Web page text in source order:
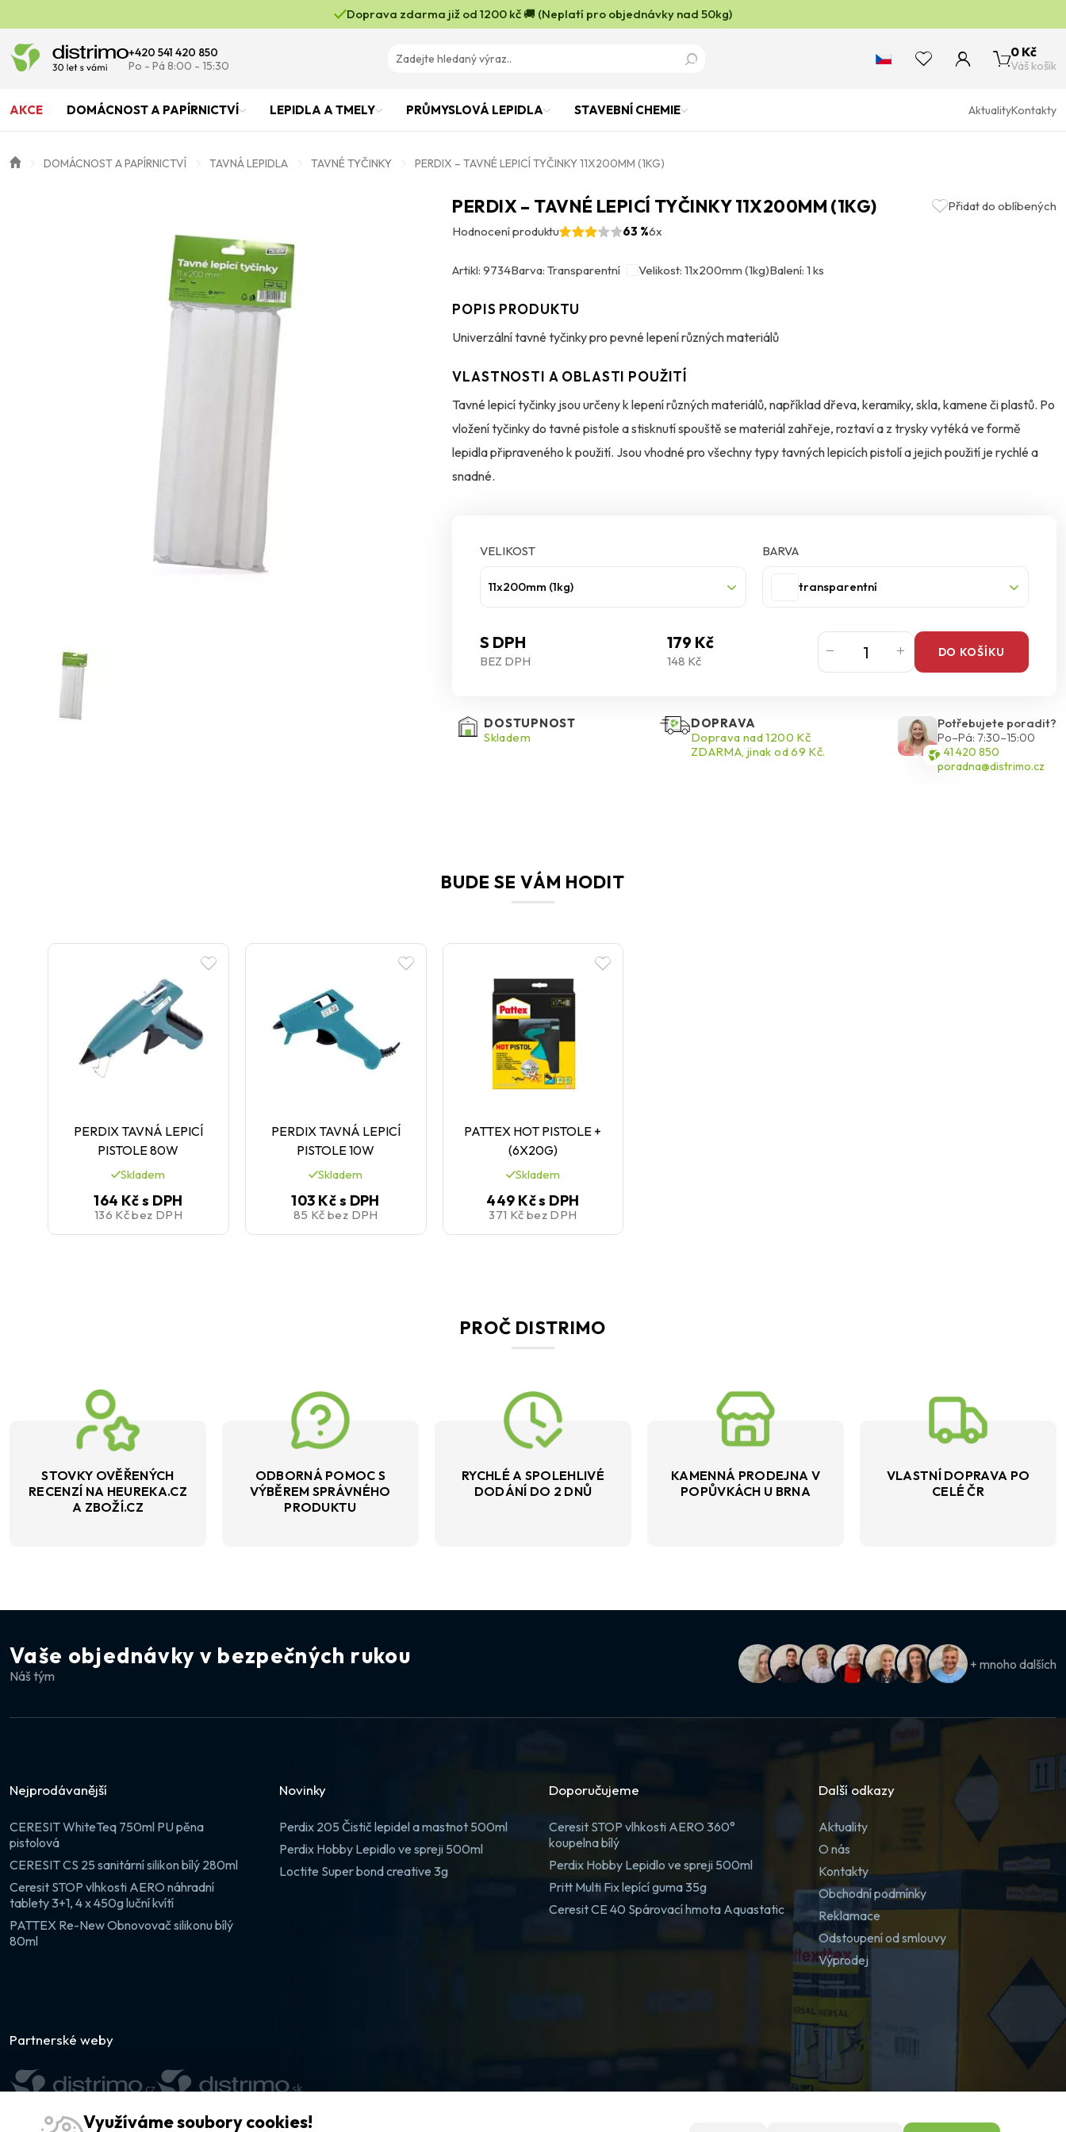
Doprava zdarma již od 1200 kč 🚚 (Neplatí pro objednávky nad 50kg)
+420 541 420 850
Po - Pá 8:00 - 15:30
0 Kč
Váš košík
AKCE DOMÁCNOST A PAPÍRNICTVÍ LEPIDLA A TMELY PRŮMYSLOVÁ LEPIDLA STAVEBNÍ CHEMIE AktualityKontakty
DOMÁCNOST A PAPÍRNICTVÍ TAVNÁ LEPIDLA TAVNÉ TYČINKY PERDIX – TAVNÉ LEPICÍ TYČINKY 11X200MM (1KG)
PERDIX – TAVNÉ LEPICÍ TYČINKY 11X200MM (1KG)
Přidat do oblíbených
Hodnocení produktu
63 %6x
Artikl: 9734Barva: Transparentní Velikost: 11x200mm (1kg)Balení: 1 ks
POPIS PRODUKTU
Univerzální tavné tyčinky pro pevné lepení různých materiálů
VLASTNOSTI A OBLASTI POUŽITÍ
Tavné lepicí tyčinky jsou určeny k lepení různých materiálů, například dřeva, keramiky, skla, kamene či plastů. Po
vložení tyčinky do tavné pistole a stisknutí spouště se materiál zahřeje, roztaví a z trysky vytéká ve formě
lepidla připraveného k použití. Jsou vhodné pro všechny typy tavných lepicích pistolí a jejich použití je rychlé a
snadné.
VELIKOST
11x200mm (1kg)
BARVA
transparentní
S DPH 179 Kč
BEZ DPH 148 Kč
DO KOŠÍKU
DOSTUPNOST
Skladem
DOPRAVA
Doprava nad 1200 Kč
ZDARMA, jinak od 69 Kč.
Potřebujete poradit?
Po–Pá: 7:30–15:00
541 420 850
poradna@distrimo.cz
BUDE SE VÁM HODIT
PERDIX TAVNÁ LEPICÍ
PISTOLE 80W
Skladem
164 Kčs DPH
136 Kčbez DPH
PERDIX TAVNÁ LEPICÍ
PISTOLE 10W
Skladem
103 Kčs DPH
85 Kč bez DPH
PATTEX HOT PISTOLE +
(6X20G)
Skladem
449 Kčs DPH
371 Kč bez DPH
PROČ DISTRIMO
STOVKY OVĚŘENÝCH
RECENZÍ NA HEUREKA.CZ
A ZBOŽÍ.CZ
ODBORNÁ POMOC S
VÝBĚREM SPRÁVNÉHO
PRODUKTU
RYCHLÉ A SPOLEHLIVÉ
DODÁNÍ DO 2 DNŮ
KAMENNÁ PRODEJNA V
POPŮVKÁCH U BRNA
VLASTNÍ DOPRAVA PO
CELÉ ČR
Vaše objednávky v bezpečných rukou
Náš tým
+ mnoho dalších
Nejprodávanější
CERESIT WhiteTeq 750ml PU pěna
pistolová
CERESIT CS 25 sanitární silikon bílý 280ml
Ceresit STOP vlhkosti AERO náhradní
tablety 3+1, 4 x 450g luční kvítí
PATTEX Re-New Obnovovač silikonu bílý
80ml
Novinky
Perdix 205 Čistič lepidel a mastnot 500ml
Perdix Hobby Lepidlo ve spreji 500ml
Loctite Super bond creative 3g
Doporučujeme
Ceresit STOP vlhkosti AERO 360°
koupelna bílý
Perdix Hobby Lepidlo ve spreji 500ml
Pritt Multi Fix lepící guma 35g
Ceresit CE 40 Spárovací hmota Aquastatic
Další odkazy
Aktuality
O nás
Kontakty
Obchodní podmínky
Reklamace
Odstoupení od smlouvy
Výprodej
Partnerské weby
Využíváme soubory cookies!